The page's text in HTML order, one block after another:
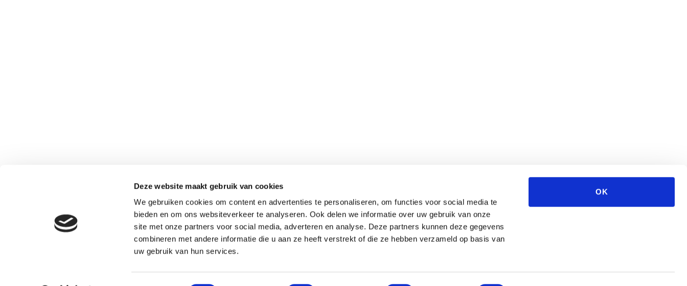
Deze website maakt gebruik van cookies
We gebruiken cookies om content en advertenties te personaliseren, om functies voor social media te
bieden en om ons websiteverkeer te analyseren. Ook delen we informatie over uw gebruik van onze
site met onze partners voor social media, adverteren en analyse. Deze partners kunnen deze gegevens
combineren met andere informatie die u aan ze heeft verstrekt of die ze hebben verzameld op basis van
uw gebruik van hun services.
OK